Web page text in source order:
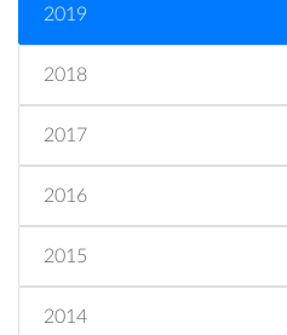
2019
2018
2017
2016
2015
2014